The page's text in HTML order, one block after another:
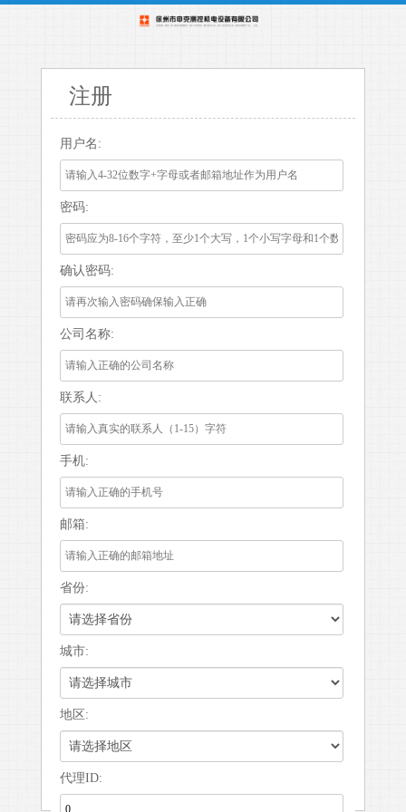
注册
用户名:
密码:
确认密码:
公司名称:
联系人:
手机:
邮箱:
省份:
城市:
地区:
代理ID: